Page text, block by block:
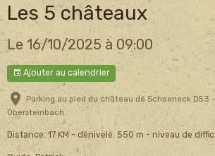
Les 5 châteaux
Le 16/10/2025 à 09:00
Ajouter au calendrier
Parking au pied du château de Schoeneck D53
Obersteinbach
Distance: 17 KM - dénivelé: 550 m - niveau de